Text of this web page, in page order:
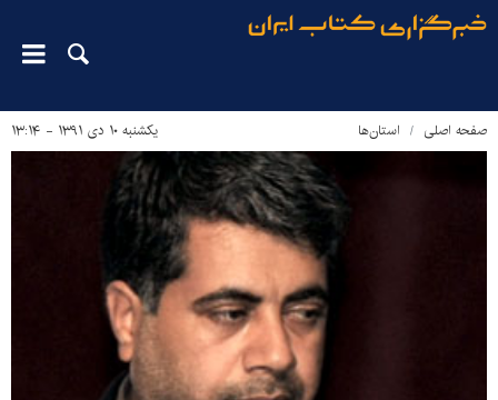
صفحه اصلی استان‌ها یکشنبه ۱۰ دی ۱۳۹۱ - ۱۳:۱۴